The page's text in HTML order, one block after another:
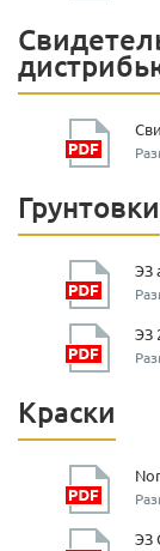
Грунтовки
ЭЗ
ЭЗ
Краски
ЭЗ